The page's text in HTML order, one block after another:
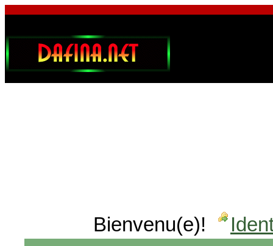
Bienvenu(e)!